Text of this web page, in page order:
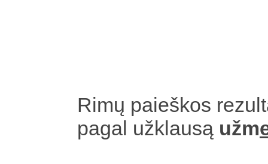
Rimų paieškos
pagal užklausą užm